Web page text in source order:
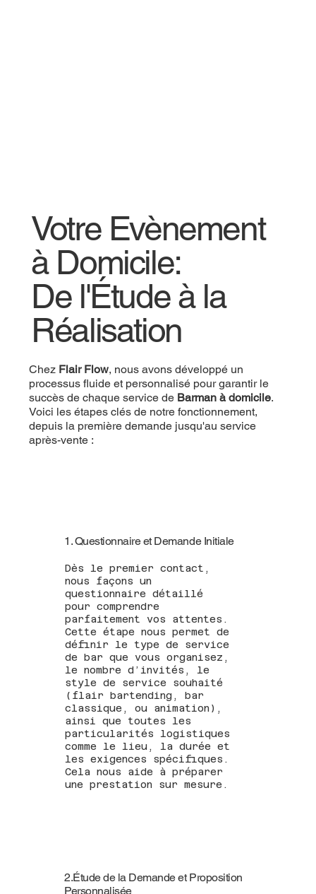
Votre Evènement
à Domicile:
De l'Étude à la
Réalisation
Chez Flair Flow, nous avons développé un
processus fluide et personnalisé pour garantir le
succès de chaque service de Barman à domicile.
Voici les étapes clés de notre fonctionnement,
depuis la première demande jusqu'au service
après-vente :
1. Questionnaire et Demande Initiale
Dès le premier contact,
nous façons un
questionnaire détaillé
pour comprendre
parfaitement vos attentes.
Cette étape nous permet de
définir le type de service
de bar que vous organisez,
le nombre d’invités, le
style de service souhaité
(flair bartending, bar
classique, ou animation),
ainsi que toutes les
particularités logistiques
comme le lieu, la durée et
les exigences spécifiques.
Cela nous aide à préparer
une prestation sur mesure.
2.Étude de la Demande et Proposition
Personnalisée